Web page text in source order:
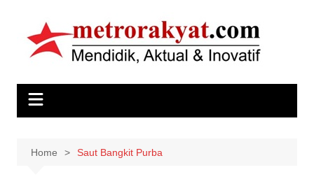
content
Home Saut Bangkit Purba